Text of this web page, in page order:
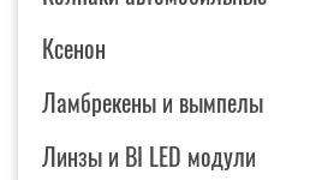
Ксенон
Ламбрекены и вымпелы
Линзы и BI LED модули